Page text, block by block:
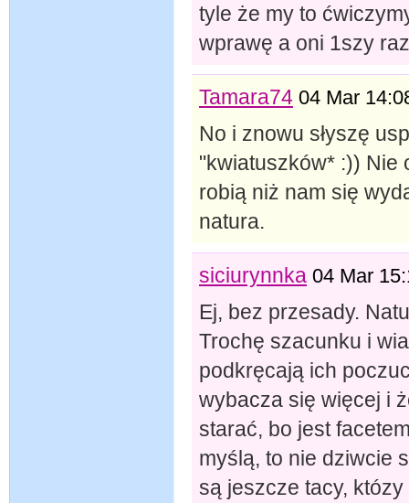
tyle że my to
wprawę a oni 1szy
Tamara74 04 Mar
No i znowu słyszę
"kwiatuszków* :)) Nie
robią niż nam się
natura.
siciurynnka 04 Mar
Ej, bez przesady.
Trochę szacunku i
podkręcają ich
wybacza się więcej i
starać, bo jest
myślą, to nie dziwcie
są jeszcze tacy,